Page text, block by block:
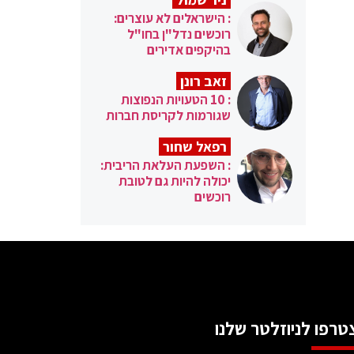
: הישראלים לא עוצרים:
רוכשים נדל"ן בחו"ל
בהיקפים אדירים
זאב רונן
: 10 הטעויות הנפוצות
שגורמות לקריסת חברות
רפאל שחור
: השפעת העלאת הריבית:
יכולה להיות גם לטובת
רוכשים
לניוזלטר שלנו